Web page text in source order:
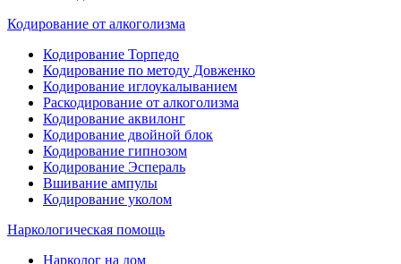
Кодирование от алкоголизма
Кодирование Торпедо
Кодирование по методу Довженко
Кодирование иглоукалыванием
Раскодирование от алкоголизма
Кодирование аквилонг
Кодирование двойной блок
Кодирование гипнозом
Кодирование Эспераль
Вшивание ампулы
Кодирование уколом
Наркологическая помощь
Нарколог на дом